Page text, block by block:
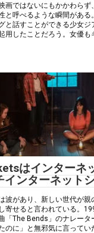
画ではないにもかかわらず
と呼べるような瞬間がある
と話すことができる少女ジ
用したことだろう。女優も
はインターネ
インターネット
波があり、新しい世代が親
寄せると言われている。
「The Bends」のナレータ
のに」と無邪気に言ってい